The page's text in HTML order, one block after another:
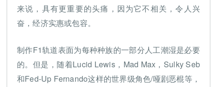
来说，具有更重要的头痛，因为它不相关，令人兴
奋，经济实惠或包容。
制作F1轨道表面为每种种族的一部分人工潮湿是必要
的。但是，随着Lucid Lewis，Mad Max，Sulky Seb
和Fed-Up Fernando这样的世界级角色/哑剧恶棍等，